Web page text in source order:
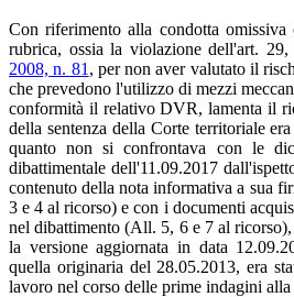
Con riferimento alla condotta omissiva
rubrica, ossia la violazione dell'art. 29,
2008, n. 81 , per non aver valutato il
che prevedono l'utilizzo di mezzi
conformità il relativo DVR, lamenta il
della sentenza della Corte territoriale
quanto non si confrontava con le
dibattimentale dell'11.09.2017
contenuto della nota informativa a sua
3 e 4 al ricorso) e con i documenti
nel dibattimento (All. 5, 6 e 7 al
la versione aggiornata in data
quella originaria del 28.05.2013, era
lavoro nel corso delle prime indagini alla